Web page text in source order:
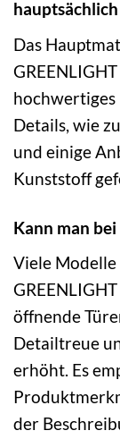
Das
Details, wie
und einige
Kunststoff
Kann man
Viele
öffnende
Detailtreue
erhöht. Es
der